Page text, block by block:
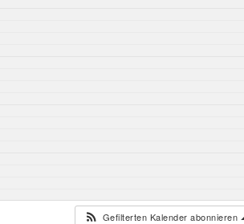
Gefilterten Kalender abonnieren